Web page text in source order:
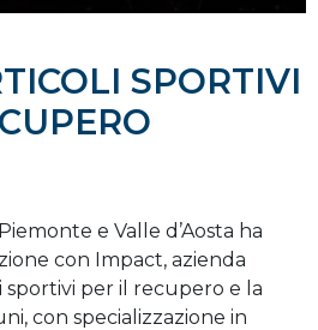
SPORTIVI
e Valle d’Aosta ha
con Impact, azienda
sportivi per il recupero e la
con specializzazione in